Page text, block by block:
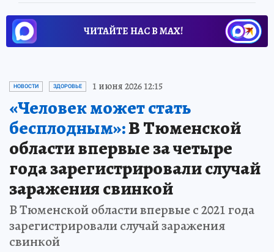
ЧИТАЙТЕ НАС В МАХ!
НОВОСТИ ЗДОРОВЬЕ 1 июня 2026 12:15
«Человек может стать
бесплодным»:В Тюменской
области впервые за четыре
года зарегистрировали случай
заражения свинкой
В Тюменской области впервые с 2021 года
зарегистрировали случай заражения
свинкой